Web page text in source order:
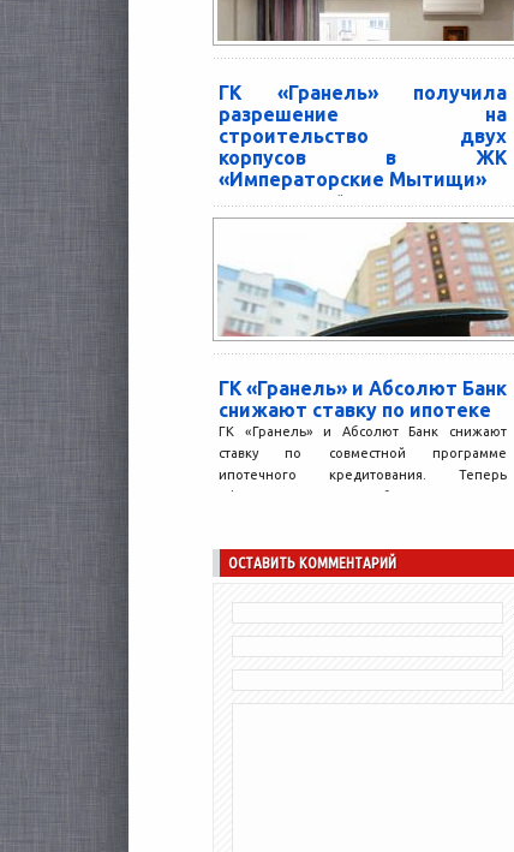
ГК «Гранель» получила
разрешение на
строительство двух
корпусов в ЖК
«Императорские Мытищи»
Группа компаний «Гранель» получила
разрешения на строительство двух новых
корпусов ЖК «Императорские Мытищи».
Совокупная общая площадь жилых домов
составляет более...
ГК «Гранель» и Абсолют Банк
снижают ставку по ипотеке
ГК «Гранель» и Абсолют Банк снижают
ставку по совместной программе
ипотечного кредитования. Теперь
оформить кредит в Абсолют Банке на
ОСТАВИТЬ КОММЕНТАРИЙ